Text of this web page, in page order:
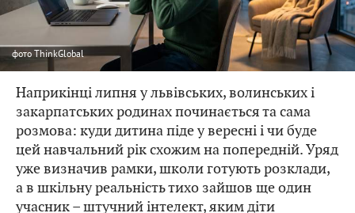
фото ThinkGlobal
Наприкінці липня у львівських, волинських і
закарпатських родинах починається та сама
розмова: куди дитина піде у вересні і чи буде
цей навчальний рік схожим на попередній. Уряд
уже визначив рамки, школи готують розклади,
а в шкільну реальність тихо зайшов ще один
учасник – штучний інтелект, яким діти